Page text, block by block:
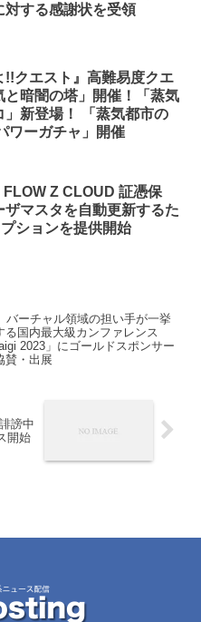
対する感謝状を受領
!!クエスト』高難易度クエ
と暗闇の塔」開催！「蒸気
」新登場！ 「蒸気都市の
ワーガチャ」開催
FLOW Z CLOUD 証憑保
ザマスタを自動更新するた
ションを提供開始
バーチャル領域の担い手が一挙
る国内最大級カンファレンス
2023」にゴールドスポンサー
賛・出展
謗中
開始